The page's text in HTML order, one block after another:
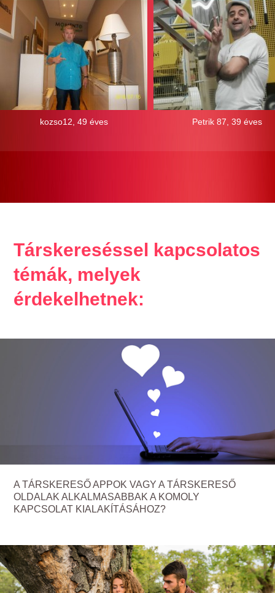
kozso12, 49 éves Petrik 87, 39 éves
Társkereséssel kapcsolatos
témák, melyek
érdekelhetnek:
A TÁRSKERESŐ APPOK VAGY A TÁRSKERESŐ
OLDALAK ALKALMASABBAK A KOMOLY
KAPCSOLAT KIALAKÍTÁSÁHOZ?